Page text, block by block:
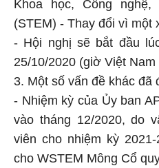
Khoa học, Công
(STEM) - Thay đổi vì một
- Hội nghị sẽ bắt đầu
25/10/2020 (giờ Việt Nam
3. Một số vấn đề khác đã
- Nhiệm kỳ của Ủy ban
vào tháng 12/2020, do
viên cho nhiệm kỳ
cho WSTEM Mông Cổ